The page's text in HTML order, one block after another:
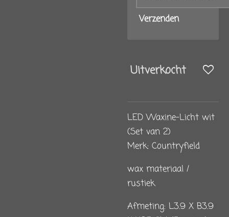
Verzenden
Uitverkocht
LED Waxine-Licht wit
(Set van 2)
Merk: Countryfield
wax materiaal /
rustiek
Afmeting: L3.9 X B3.9